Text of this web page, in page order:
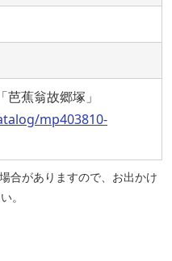
蕉翁故郷塚」
mp403810-
合がありますので、お出かけ
。